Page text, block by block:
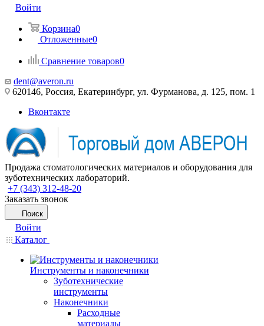
Войти
Корзина0
Отложенные0
Сравнение товаров0
dent@averon.ru
620146, Россия, Екатеринбург, ул. Фурманова, д. 125, пом. 1
Вконтакте
Продажа стоматологических материалов и оборудования для
зуботехнических лабораторий.
+7 (343) 312-48-20
Заказать звонок
Поиск
Войти
Каталог
Инструменты и наконечники
Зуботехнические
инструменты
Наконечники
Расходные
материалы